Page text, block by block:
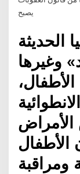
يصبح
الحديثة
وغيرها
الأمراض
الأطفال
ومراقبة